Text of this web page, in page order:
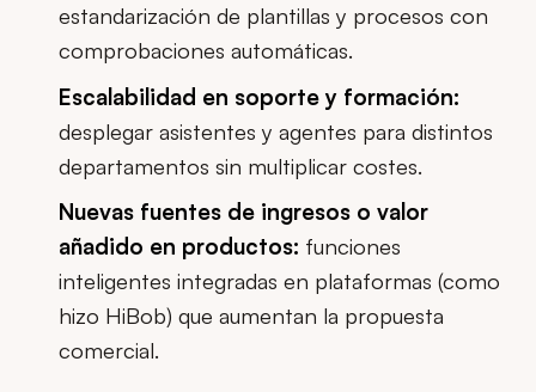
estandarización de plantillas y procesos con
comprobaciones automáticas.
Escalabilidad en soporte y formación:
desplegar asistentes y agentes para distintos
departamentos sin multiplicar costes.
Nuevas fuentes de ingresos o valor
añadido en productos: funciones
inteligentes integradas en plataformas (como
hizo HiBob) que aumentan la propuesta
comercial.